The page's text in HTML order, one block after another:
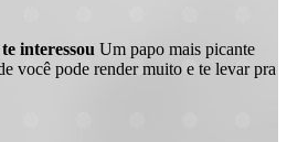
interessou Um papo mais picante
você pode render muito e te levar pra